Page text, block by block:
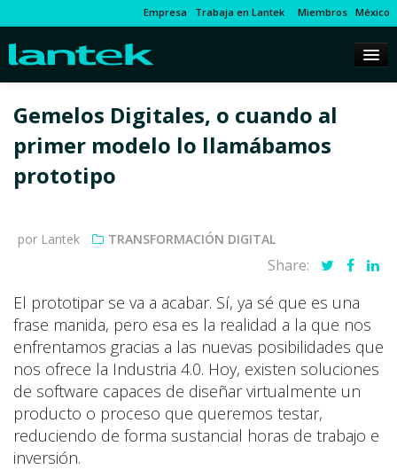
Empresa Trabaja en Lantek Miembros México
Gemelos Digitales, o cuando al
primer modelo lo llamábamos
prototipo
por Lantek TRANSFORMACIÓN DIGITAL
Share:
El prototipar se va a acabar. Sí, ya sé que es una
frase manida, pero esa es la realidad a la que nos
enfrentamos gracias a las nuevas posibilidades que
nos ofrece la Industria 4.0. Hoy, existen soluciones
de software capaces de diseñar virtualmente un
producto o proceso que queremos testar,
reduciendo de forma sustancial horas de trabajo e
inversión.